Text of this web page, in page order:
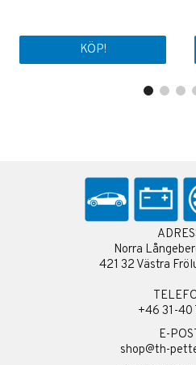
KÖP!
Norra
421 32 Västra
+46 31-40
E-
shop@th-